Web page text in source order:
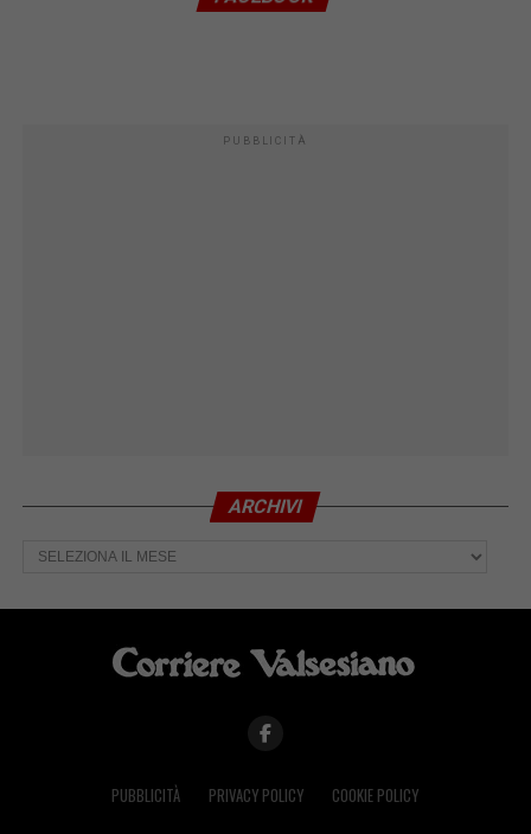
PUBBLICITÀ
ARCHIVI
Archivi
PUBBLICITÀ PRIVACY POLICY COOKIE POLICY